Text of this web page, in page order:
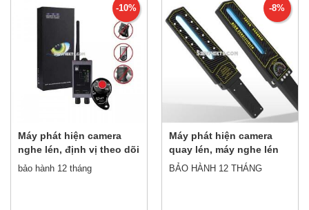
-10%
Máy phát hiện camera
nghe lén, định vị theo dõi
M8000
bảo hành 12 tháng
-8%
Máy phát hiện camera
quay lén, máy nghe lén
định vị S699 NEW 2021
BẢO HÀNH 12 THÁNG